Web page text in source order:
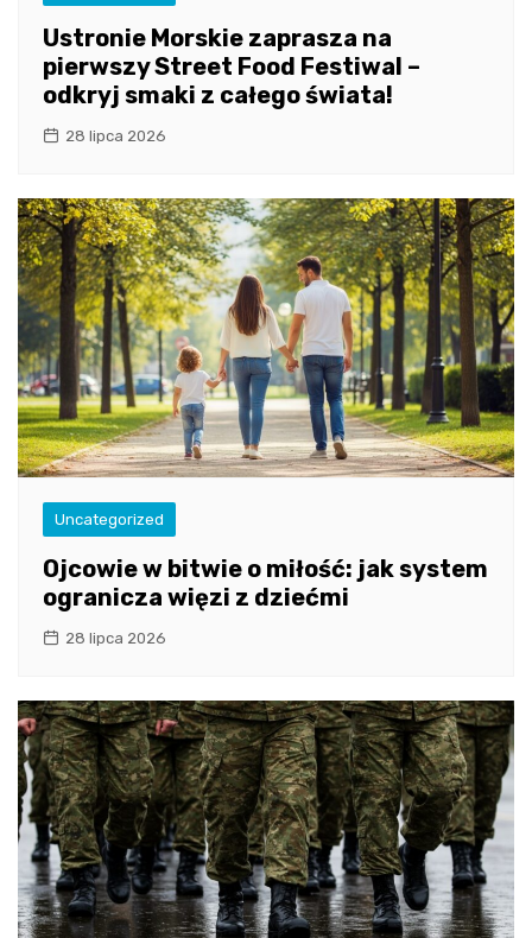
Ustronie Morskie zaprasza na
pierwszy Street Food Festiwal –
odkryj smaki z całego świata!
28 lipca 2026
Uncategorized
Ojcowie w bitwie o miłość: jak system
ogranicza więzi z dziećmi
28 lipca 2026